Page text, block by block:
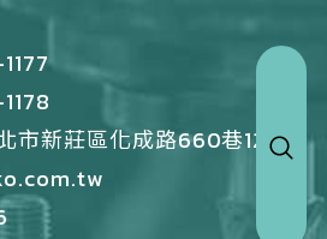
市新莊區化成路660巷12號